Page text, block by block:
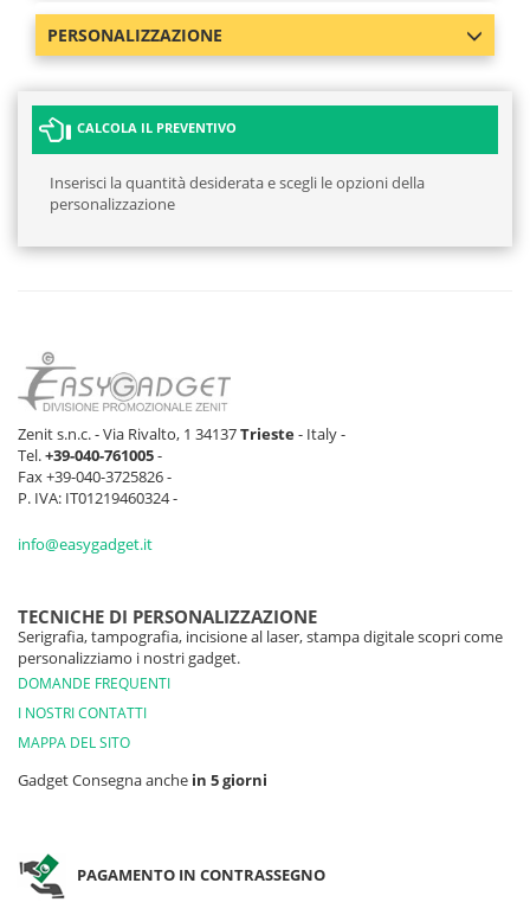
PERSONALIZZAZIONE
CALCOLA IL PREVENTIVO
Inserisci la quantità desiderata e scegli le opzioni della
personalizzazione
Zenit s.n.c. - Via Rivalto, 1 34137Trieste- Italy -
Tel.+39-040-761005-
Fax +39-040-3725826 -
P. IVA: IT01219460324 -
info@easygadget.it
TECNICHE DI PERSONALIZZAZIONE
Serigrafia, tampografia, incisione al laser, stampa digitale scopri come
personalizziamo i nostri gadget.
DOMANDE FREQUENTI
I NOSTRI CONTATTI
MAPPA DEL SITO
Gadget Consegna anche in 5 giorni
PAGAMENTO IN CONTRASSEGNO